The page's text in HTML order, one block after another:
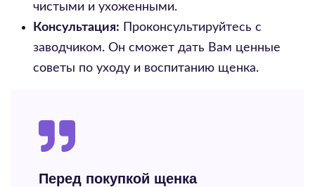
чистыми и ухоженными.
Консультация: Проконсультируйтесь с
заводчиком. Он сможет дать Вам ценные
советы по уходу и воспитанию щенка.
Перед покупкой щенка